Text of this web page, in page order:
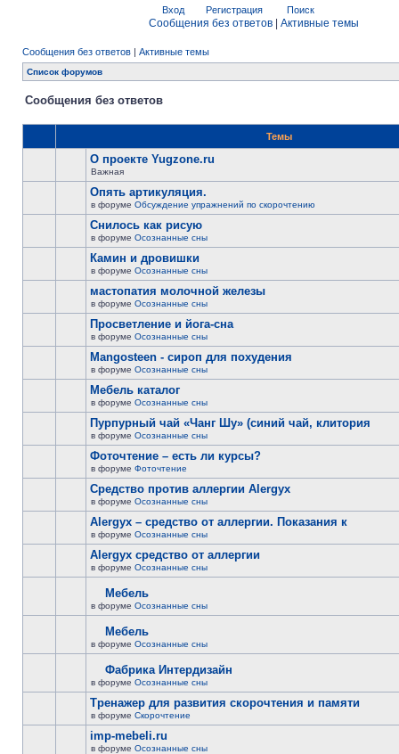
Вход Регистрация Поиск
Сообщения без ответов Активные темы
Сообщения без ответов | Активные темы
Список форумов
Сообщения без ответов
Темы
О проекте Yugzone.ru
Важная
Опять артикуляция.
в форуме Обсуждение упражнений по скорочтению
Снилось как рисую
в форуме Осознанные сны
Камин и дровишки
в форуме Осознанные сны
мастопатия молочной железы
в форуме Осознанные сны
Просветление и йога-сна
в форуме Осознанные сны
Mangosteen - сироп для похудения
в форуме Осознанные сны
Мебель каталог
в форуме Осознанные сны
Пурпурный чай «Чанг Шу» (синий чай, клитория
в форуме Осознанные сны
Фоточтение – есть ли курсы?
в форуме Фоточтение
Cредство против аллергии Alergyx
в форуме Осознанные сны
Alergyx – средство от аллергии. Показания к
в форуме Осознанные сны
Alergyx средство от аллергии
в форуме Осознанные сны
Мебель
в форуме Осознанные сны
Мебель
в форуме Осознанные сны
Фабрика Интердизайн
в форуме Осознанные сны
Тренажер для развития скорочтения и памяти
в форуме Скорочтение
imp-mebeli.ru
в форуме Осознанные сны